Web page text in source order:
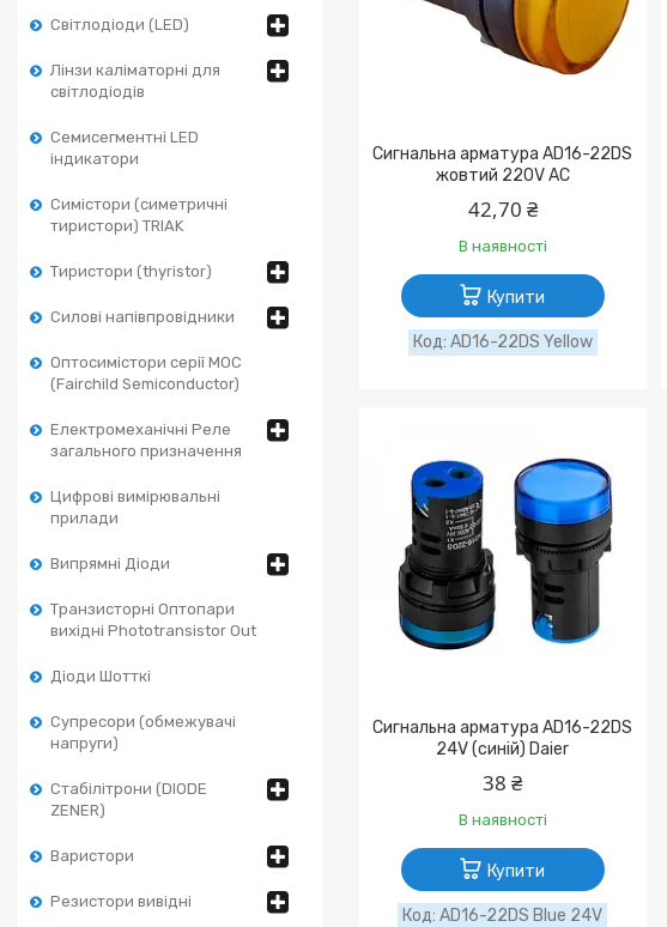
Світлодіоди (LED)
Лінзи каліматорні для
світлодіодів
Семисегментні LED
індикатори
Симістори (симетричні
тиристори) TRIAK
Тиристори (thyristor)
Силові напівпровідники
Оптосимістори серії MOC
(Fairchild Semiconductor)
Електромеханічні Реле
загального призначення
Цифрові вимірювальні
прилади
Випрямні Діоди
Транзисторні Оптопари
вихідні Phototransistor Out
Діоди Шотткі
Супресори (обмежувачі
напруги)
Стабілітрони (DIODE
ZENER)
Варистори
Резистори вивідні
Сигнальна арматура AD16-22DS
жовтий 220V АC
42,70 ₴
В наявності
Купити
AD16-22DS Yellow
Сигнальна арматура AD16-22DS
24V (синій) Daier
38 ₴
В наявності
Купити
AD16-22DS Blue 24V